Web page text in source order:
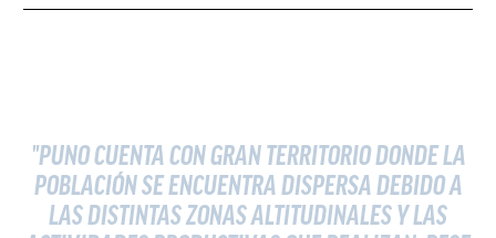
"PUNO CUENTA CON GRAN TERRITORIO DONDE LA
POBLACIÓN SE ENCUENTRA DISPERSA DEBIDO A
LAS DISTINTAS ZONAS ALTITUDINALES Y LAS